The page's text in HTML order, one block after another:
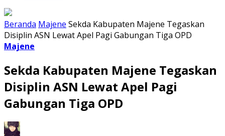
Beranda Majene Sekda Kabupaten Majene Tegaskan
Disiplin ASN Lewat Apel Pagi Gabungan Tiga OPD
Majene
Sekda Kabupaten Majene Tegaskan
Disiplin ASN Lewat Apel Pagi
Gabungan Tiga OPD